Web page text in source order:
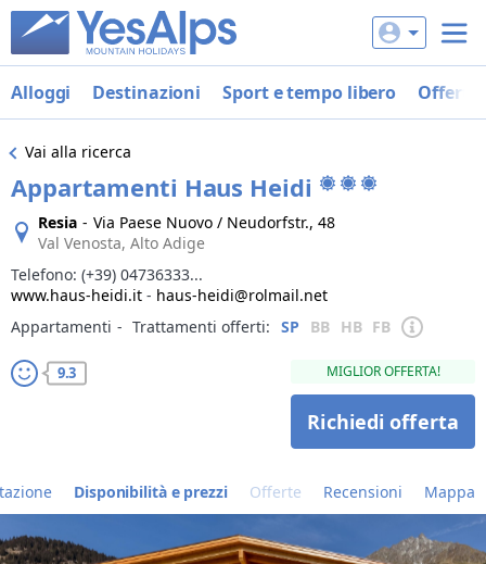
Alloggi Destinazioni Sport e tempo libero Offerte
Vai alla ricerca
Appartamenti Haus Heidi
Resia - Via Paese Nuovo / Neudorfstr., 48
Val Venosta, Alto Adige
Telefono: (+39) 04736333...
www.haus-heidi.it - haus-heidi@rolmail.net
Appartamenti ‐ Trattamenti offerti: SP BB HB FB
9.3 MIGLIOR OFFERTA!
Richiedi offerta
Disponibilità e prezzi Offerte Recensioni Mappa